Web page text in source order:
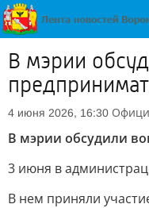
В мэрии
4 июня 2026, 16:30
В мэрии обсудили
3 июня в
В нем приняли